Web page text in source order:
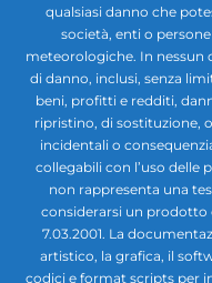
qualsiasi danno che
società, enti o
meteorologiche. In nessun
di danno, inclusi, senza
beni, profitti e redditi,
ripristino, di sostituzione,
incidentali o
collegabili con l’uso delle
non rappresenta una
considerarsi un prodotto
7.03.2001. La
artistico, la grafica, il
codici e format scripts per